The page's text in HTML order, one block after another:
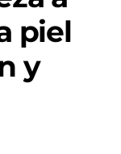
piel
y